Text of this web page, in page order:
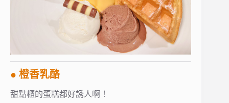
● 橙香乳酪
甜點櫃的蛋糕都好誘人啊！